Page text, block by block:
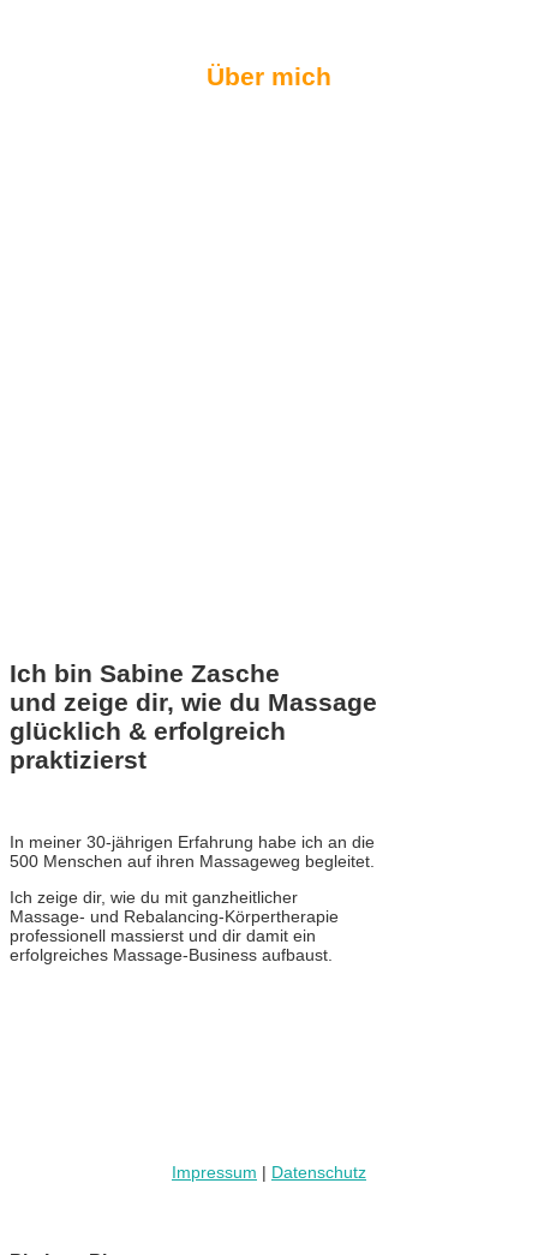
Über mich
Ich bin Sabine Zasche
und zeige dir, wie du Massage
glücklich & erfolgreich
praktizierst
In meiner 30-jährigen Erfahrung habe ich an die
500 Menschen auf ihren Massageweg begleitet.
Ich zeige dir, wie du mit ganzheitlicher
Massage- und Rebalancing-Körpertherapie
professionell massierst und dir damit ein
erfolgreiches Massage-Business aufbaust.
Impressum | Datenschutz